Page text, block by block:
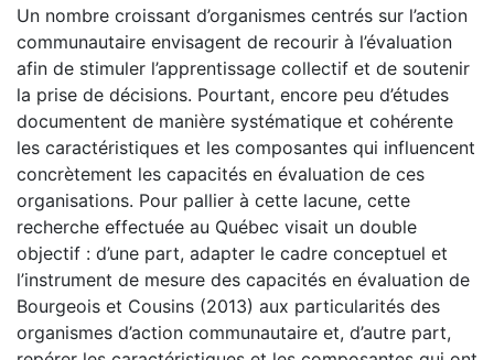
Un nombre croissant d’organismes centrés sur l’action
communautaire envisagent de recourir à l’évaluation
afin de stimuler l’apprentissage collectif et de soutenir
la prise de décisions. Pourtant, encore peu d’études
documentent de manière systématique et cohérente
les caractéristiques et les composantes qui influencent
concrètement les capacités en évaluation de ces
organisations. Pour pallier à cette lacune, cette
recherche effectuée au Québec visait un double
objectif : d’une part, adapter le cadre conceptuel et
l’instrument de mesure des capacités en évaluation de
Bourgeois et Cousins (2013) aux particularités des
organismes d’action communautaire et, d’autre part,